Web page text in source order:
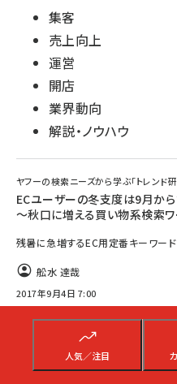
人気／注目
集客
売上向上
運営
開店
業界動向
解説・ノウハウ
ヤフーの検索ニーズから学ぶ「トレンド研
ECユーザーの冬支度は9月から
～秋口に増える買い物系検索ワ
残暑に急増するEC用定番キーワード
舩水 達哉
2017年9月4日 7:00